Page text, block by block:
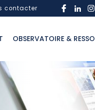
contacter
OBSERVATOIRE &